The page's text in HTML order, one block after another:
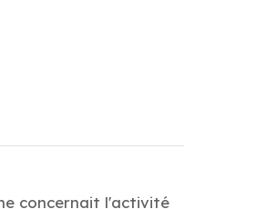
concernait l'activité